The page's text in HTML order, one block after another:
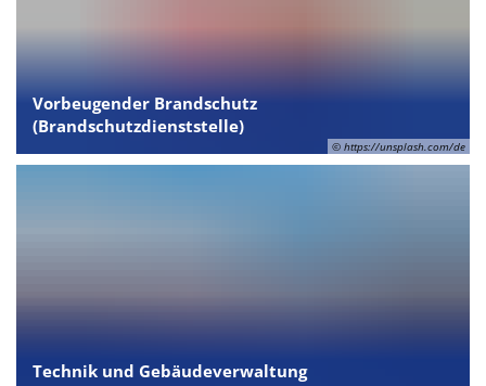
© https://unsplash.com/de
Vorbeugender Brandschutz
(Brandschutzdienststelle)
Technik und Gebäudeverwaltung